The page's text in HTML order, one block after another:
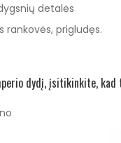
detalės
rankovės, prigludęs.
dydį, įsitikinkite,